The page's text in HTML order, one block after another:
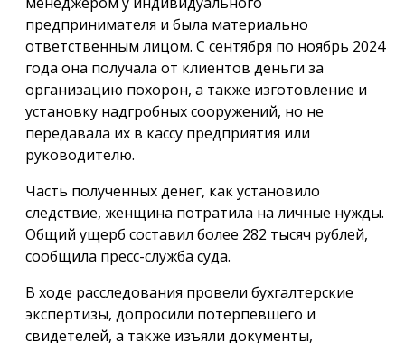
предпринимателя и была материально
ответственным лицом. С сентября по ноябрь 2024
года она получала от клиентов деньги за
организацию похорон, а также изготовление и
установку надгробных сооружений, но не
передавала их в кассу предприятия или
руководителю.
Часть полученных денег, как установило
следствие, женщина потратила на личные нужды.
Общий ущерб составил более 282 тысяч рублей,
сообщила пресс-служба суда.
В ходе расследования провели бухгалтерские
экспертизы, допросили потерпевшего и
свидетелей, а также изъяли документы,